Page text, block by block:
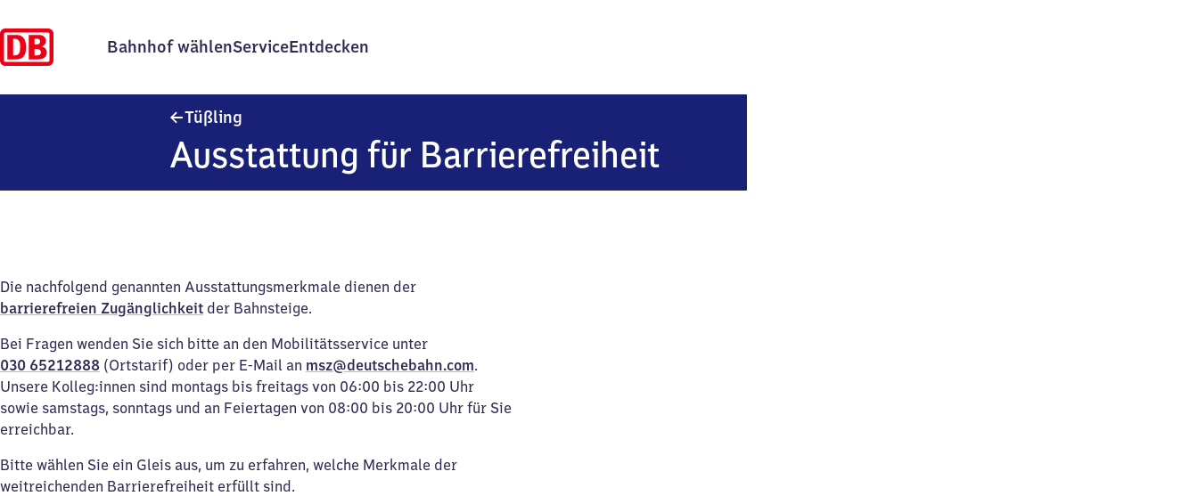
Bahnhof wählenServiceEntdecken
Tüßling
Ausstattung für Barrierefreiheit
Die nachfolgend genannten Ausstattungsmerkmale dienen der
barrierefreien Zugänglichkeit der Bahnsteige.
Bei Fragen wenden Sie sich bitte an den Mobilitätsservice unter
030 65212888 (Ortstarif) oder per E-Mail an msz@deutschebahn.com.
Unsere Kolleg:innen sind montags bis freitags von 06:00 bis 22:00 Uhr
sowie samstags, sonntags und an Feiertagen von 08:00 bis 20:00 Uhr für Sie
erreichbar.
Bitte wählen Sie ein Gleis aus, um zu erfahren, welche Merkmale der
weitreichenden Barrierefreiheit erfüllt sind.